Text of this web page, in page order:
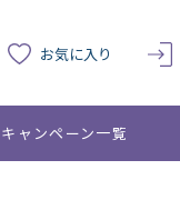
お気に入り
キャンペーン一覧